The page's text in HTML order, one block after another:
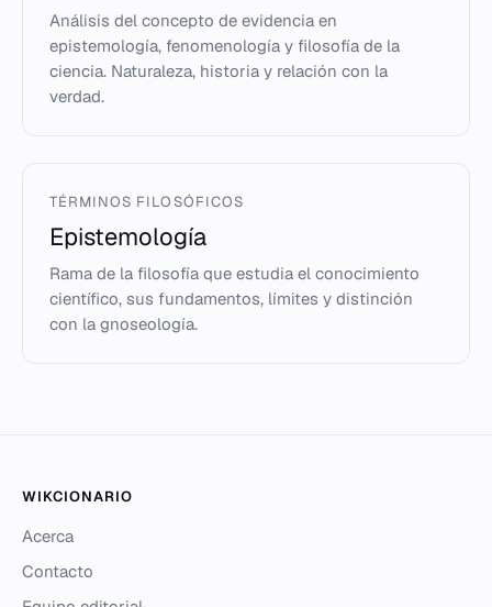
Análisis del concepto de evidencia en
epistemología, fenomenología y filosofía de la
ciencia. Naturaleza, historia y relación con la
verdad.
TÉRMINOS FILOSÓFICOS
Epistemología
Rama de la filosofía que estudia el conocimiento
científico, sus fundamentos, límites y distinción
con la gnoseología.
WIKCIONARIO
Acerca
Contacto